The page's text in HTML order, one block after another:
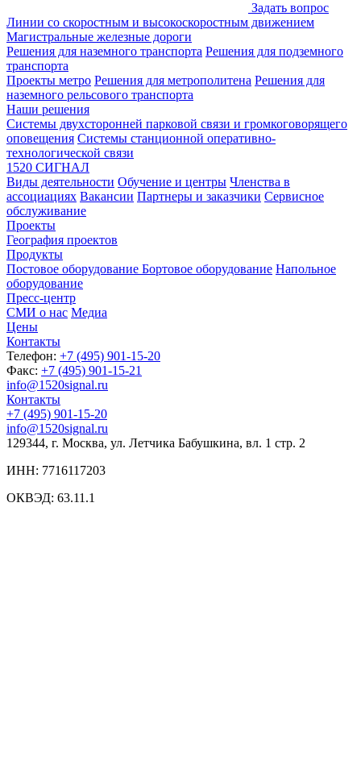
Задать вопрос
Линии со скоростным и высокоскоростным движением
Магистральные железные дороги
Решения для наземного транспорта Решения для подземного
транспорта
Проекты метро Решения для метрополитена Решения для
наземного рельсового транспорта
Наши решения
Системы двухсторонней парковой связи и громкоговорящего
оповещения Системы станционной оперативно-
технологической связи
1520 СИГНАЛ
Виды деятельности Обучение и центры Членства в
ассоциациях Вакансии Партнеры и заказчики Сервисное
обслуживание
Проекты
География проектов
Продукты
Постовое оборудование Бортовое оборудование Напольное
оборудование
Пресс-центр
СМИ о нас Медиа
Цены
Контакты
Телефон: +7 (495) 901-15-20
Факс: +7 (495) 901-15-21
info@1520signal.ru
Контакты
+7 (495) 901-15-20
info@1520signal.ru
129344, г. Москва, ул. Летчика Бабушкина, вл. 1 стр. 2
ИНН: 7716117203
ОКВЭД: 63.11.1